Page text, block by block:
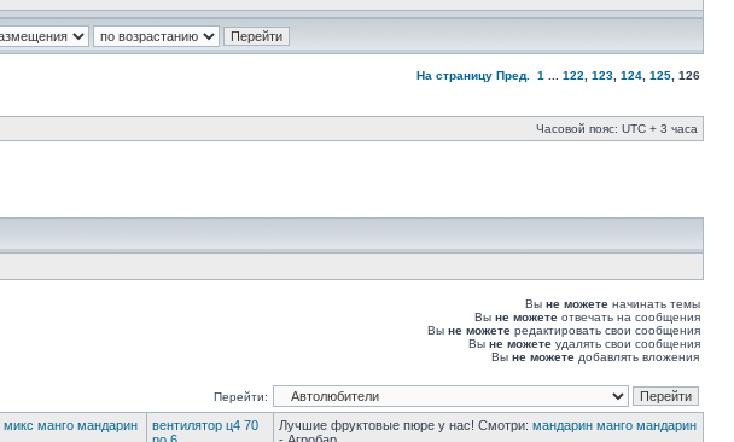
На страницу Пред. 1 122 123 124 125 126
Часовой пояс: UTC + 3 часа
Вы не можете начинать темы
Вы не можете отвечать на сообщения
Вы не можете редактировать свои сообщения
Вы не можете удалять свои сообщения
Вы не можете добавлять вложения
Перейти:
микс манго мандарин
вентилятор ц4 70
Лучшие фруктовые пюре у нас! Смотри: мандарин манго мандарин